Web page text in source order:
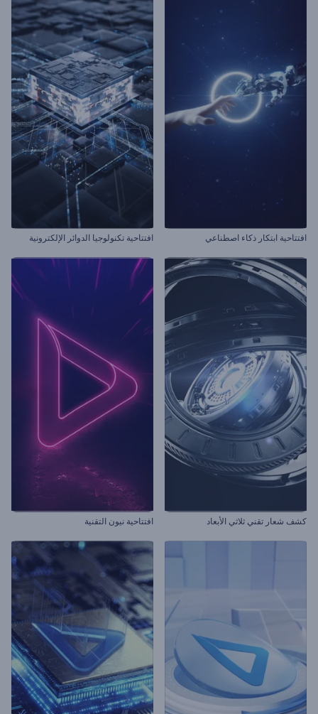
افتتاحية ابتكار ذكاء اصطناعي افتتاحية تكنولوجيا الدوائر الإلكترونية
كشف شعار تقني ثلاثي الأبعاد افتتاحية نيون التقنية